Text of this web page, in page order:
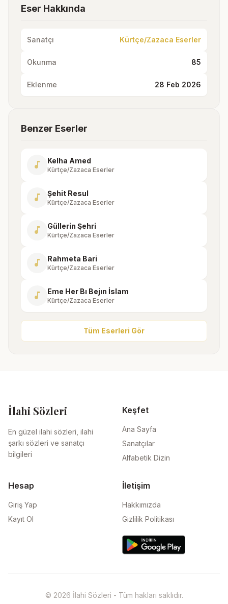
Eser Hakkında
Sanatçı Kürtçe/Zazaca Eserler
Okunma 85
Eklenme 28 Feb 2026
Benzer Eserler
music_note Kelha Amed
Kürtçe/Zazaca Eserler
music_note Şehit Resul
Kürtçe/Zazaca Eserler
music_note Güllerin Şehri
Kürtçe/Zazaca Eserler
music_note Rahmeta Bari
Kürtçe/Zazaca Eserler
music_note Eme Her Bı Bejın İslam
Kürtçe/Zazaca Eserler
Tüm Eserleri Gör
İlahi Sözleri
En güzel ilahi sözleri, ilahi
şarkı sözleri ve sanatçı
bilgileri
Keşfet
Ana Sayfa
Sanatçılar
Alfabetik Dizin
Hesap
Giriş Yap
Kayıt Ol
İletişim
Hakkımızda
Gizlilik Politikası
© 2026 İlahi Sözleri - Tüm hakları saklıdır.